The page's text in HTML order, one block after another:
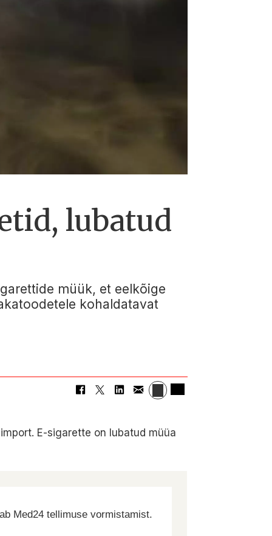
lubatud
müük, et eelkõige
kohaldatavat
E-sigarette on lubatud müüa
Med24 tellimuse vormistamist.